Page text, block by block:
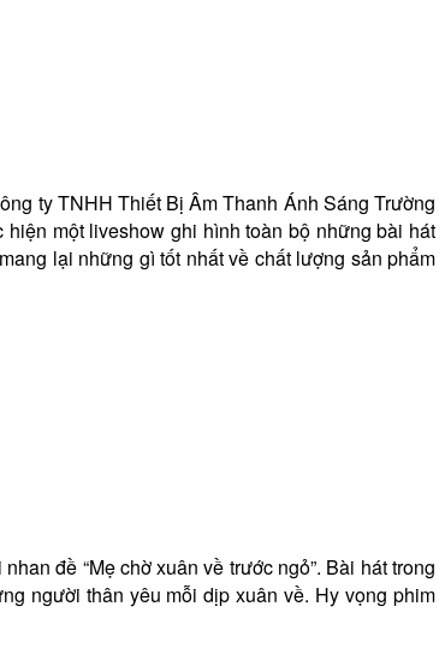
ty TNHH Thiết Bị Âm Thanh Ánh Sáng Trường
một liveshow ghi hình toàn bộ những bài hát
lại những gì tốt nhất về chất lượng sản phẩm
đề “Mẹ chờ xuân về trước ngỏ”. Bài hát trong
người thân yêu mỗi dịp xuân về. Hy vọng phim